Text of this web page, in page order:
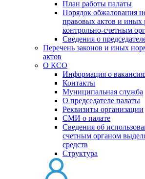
План работы палаты
Порядок обжалования
правовых актов и
контрольно-счетным
Сведения о
Перечень законов и иных
актов
О КСО
Информация о
Контакты
Муниципальная служба
О председателе палаты
Реквизиты организации
СМИ о палате
Сведения об
счетным органом
средств
Структура